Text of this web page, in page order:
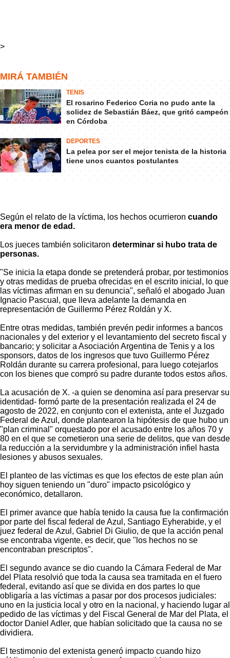
>
MIRÁ TAMBIÉN
TENIS
El rosarino Federico Coria no pudo ante la
solidez de Sebastián Báez, que gritó campeón
en Córdoba
DEPORTES
La pelea por ser el mejor tenista de la historia
tiene unos cuantos postulantes
Según el relato de la víctima, los hechos ocurrieron cuando
era menor de edad.
Los jueces también solicitaron determinar si hubo trata de
personas.
"Se inicia la etapa donde se pretenderá probar, por testimonios
y otras medidas de prueba ofrecidas en el escrito inicial, lo que
las víctimas afirman en su denuncia", señaló el abogado Juan
Ignacio Pascual, que lleva adelante la demanda en
representación de Guillermo Pérez Roldán y X.
Entre otras medidas, también prevén pedir informes a bancos
nacionales y del exterior y el levantamiento del secreto fiscal y
bancario; y solicitar a Asociación Argentina de Tenis y a los
sponsors, datos de los ingresos que tuvo Guillermo Pérez
Roldán durante su carrera profesional, para luego cotejarlos
con los bienes que compró su padre durante todos estos años.
La acusación de X. -a quien se denomina así para preservar su
identidad- formó parte de la presentación realizada el 24 de
agosto de 2022, en conjunto con el extenista, ante el Juzgado
Federal de Azul, donde plantearon la hipótesis de que hubo un
"plan criminal" orquestado por el acusado entre los años 70 y
80 en el que se cometieron una serie de delitos, que van desde
la reducción a la servidumbre y la administración infiel hasta
lesiones y abusos sexuales.
El planteo de las víctimas es que los efectos de este plan aún
hoy siguen teniendo un "duro" impacto psicológico y
económico, detallaron.
El primer avance que había tenido la causa fue la confirmación
por parte del fiscal federal de Azul, Santiago Eyherabide, y el
juez federal de Azul, Gabriel Di Giulio, de que la acción penal
se encontraba vigente, es decir, que "los hechos no se
encontraban prescriptos".
El segundo avance se dio cuando la Cámara Federal de Mar
del Plata resolvió que toda la causa sea tramitada en el fuero
federal, evitando así que se divida en dos partes lo que
obligaría a las víctimas a pasar por dos procesos judiciales:
uno en la justicia local y otro en la nacional, y haciendo lugar al
pedido de las víctimas y del Fiscal General de Mar del Plata, el
doctor Daniel Adler, que habían solicitado que la causa no se
dividiera.
El testimonio del extenista generó impacto cuando hizo